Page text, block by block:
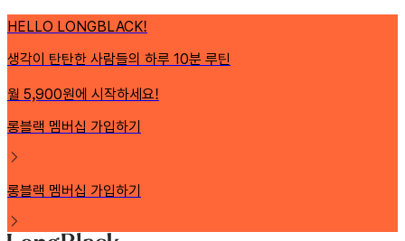
HELLO LONGBLACK!
생각이 탄탄한 사람들의 하루 10분 루틴
월 5,900원에 시작하세요!
롱블랙 멤버십 가입하기
롱블랙 멤버십 가입하기